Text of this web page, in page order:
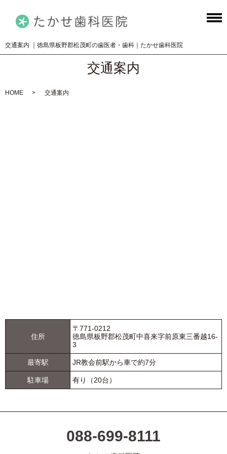
交通案内 ｜徳島県板野郡松茂町の歯医者・歯科｜たかせ歯科医院
交通案内
HOME 交通案内
住所
〒771-0212
徳島県板野郡松茂町中喜来字前原東三番越16-
3
最寄駅 JR教会前駅から車で約7分
駐車場 有り（20台）
088-699-8111